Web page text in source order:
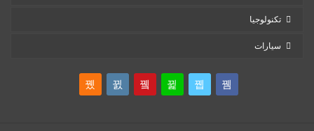
تكنولوجيا
سيارات